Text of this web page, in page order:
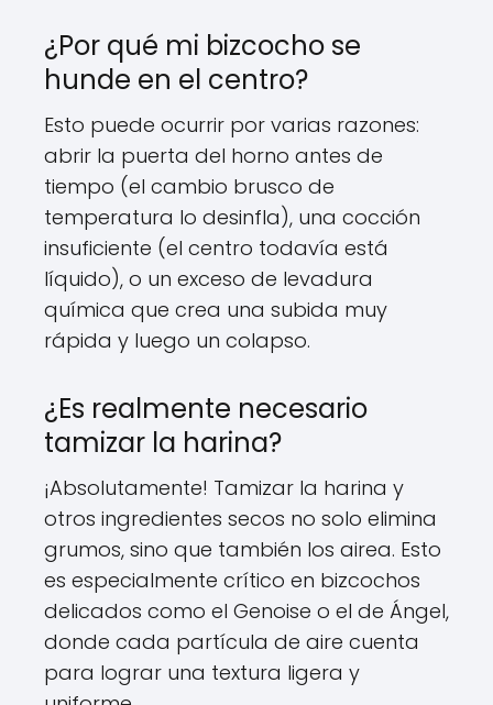
¿Por qué mi bizcocho se
hunde en el centro?
Esto puede ocurrir por varias razones:
abrir la puerta del horno antes de
tiempo (el cambio brusco de
temperatura lo desinfla), una cocción
insuficiente (el centro todavía está
líquido), o un exceso de levadura
química que crea una subida muy
rápida y luego un colapso.
¿Es realmente necesario
tamizar la harina?
¡Absolutamente! Tamizar la harina y
otros ingredientes secos no solo elimina
grumos, sino que también los airea. Esto
es especialmente crítico en bizcochos
delicados como el Genoise o el de Ángel,
donde cada partícula de aire cuenta
para lograr una textura ligera y